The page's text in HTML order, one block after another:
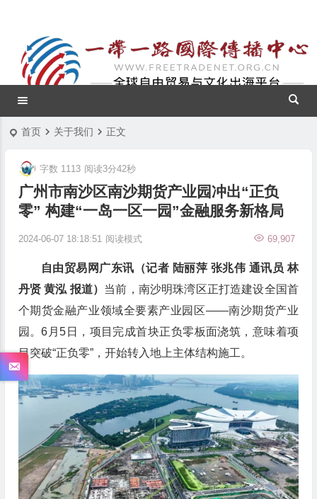
首页 关于我们 正文
广州市南沙区南沙期货产业园冲出“正负
零” 构建“一岛一区一园”金融服务新格局
2024-06-07 18:18:51 69,907
字数 1113 阅读3分42秒
阅读模式
自由贸易网广东讯（记者 陆丽萍 张兆伟 通讯员 林
丹贤 黄泓 报道） 当前，南沙明珠湾区正打造建设全国首
个期货金融产业领域全要素产业园区——南沙期货产业
园。6月5日，项目完成首块正负零板面浇筑，意味着项
目突破“正负零”，开始转入地上主体结构施工。